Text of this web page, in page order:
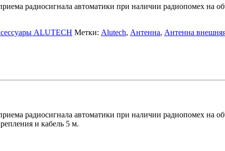
радиосигнала автоматики при наличии радиопомех на
ALUTECH Метки: Alutech, Антенна, Антенна
радиосигнала автоматики при наличии радиопомех на
и кабель 5 м.